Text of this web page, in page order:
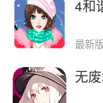
4和
最新版
无